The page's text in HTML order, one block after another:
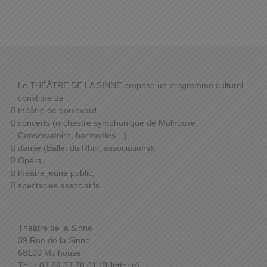
Le THÉÂTRE DE LA SINNE propose un programme culturel
constitué de :
théâtre de boulevard,
concerts (orchestre symphonique de Mulhouse,
Conservatoire, harmonies…),
danse (Ballet du Rhin, associations),
Opéra,
théâtre jeune public,
spectacles associatifs…
Théâtre de la Sinne
39 Rue de la Sinne
68100 Mulhouse